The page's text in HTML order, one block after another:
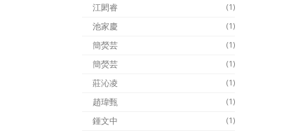
(1)
江閎睿
(1)
池家慶
(1)
簡熒芸
(1)
簡熒芸
(1)
莊沁凌
(1)
趙瑋甄
(1)
鍾文中